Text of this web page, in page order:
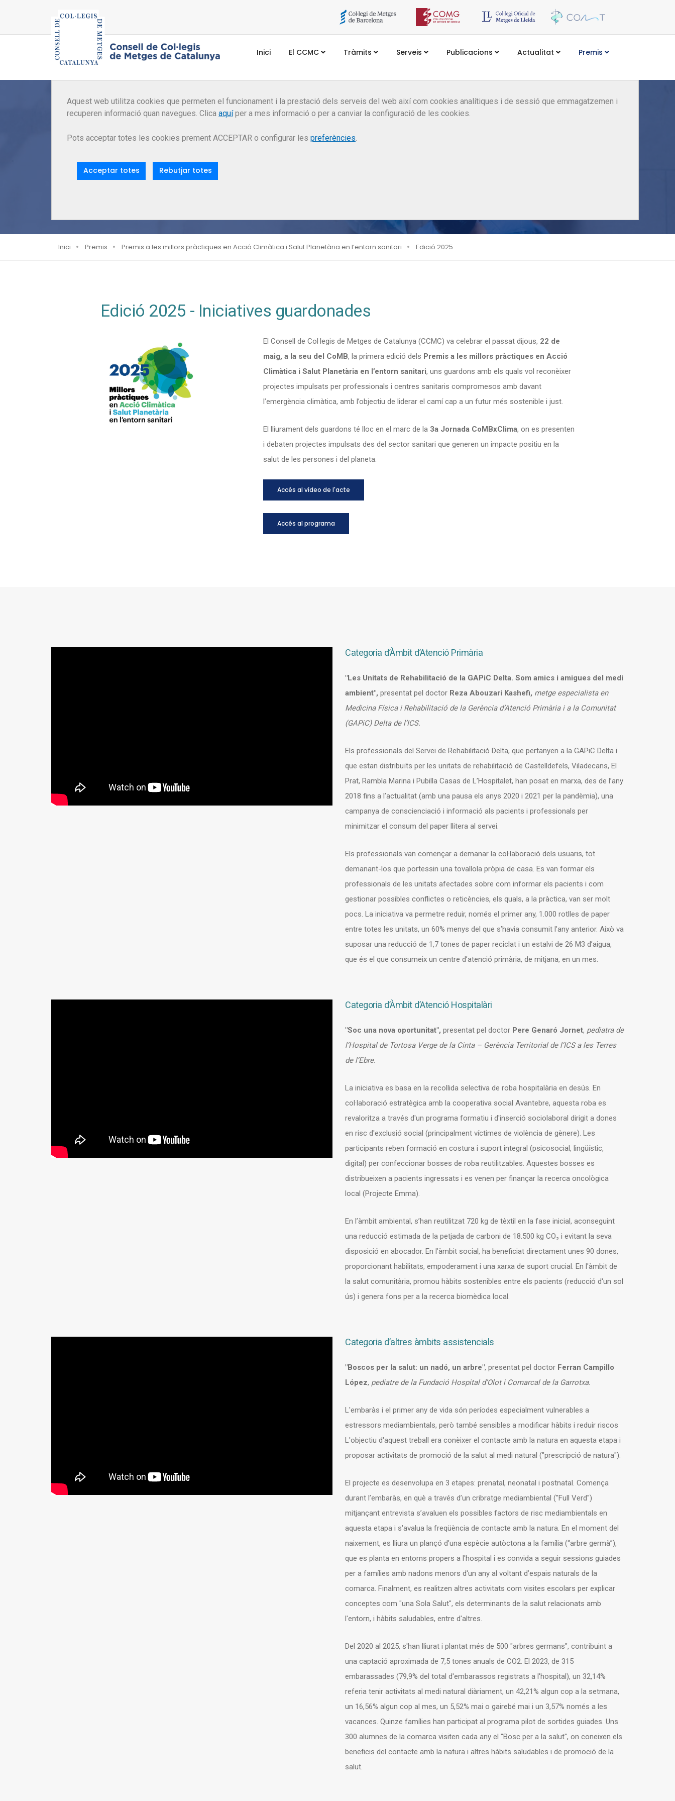
Aquest web utilitza cookies que permeten el funcionament i la prestació dels serveis del web així com cookies analítiques i de sessió que emmagatzemen i
recuperen informació quan navegues. Clica aquíper a mes informació o per a canviar la configuració de les cookies.
Pots acceptar totes les cookies prement ACCEPTAR o configurar les preferències.
Acceptar totes Rebutjar totes
Inici El CCMC Tràmits Serveis Publicacions Actualitat Premis
Premis a les millors
pràctiques en Conciliació
Inici Premis Premis a les millors pràctiques en Acció Climàtica i Salut Planetària en l’entorn sanitari Edició 2025
Edició 2025 - Iniciatives guardonades
El Consell de Col·legis de Metges de Catalunya (CCMC) va celebrar el passat dijous, 22 de
maig, a la seu del CoMB, la primera edició dels Premis a les millors pràctiques en Acció
Climàtica i Salut Planetària en l’entorn sanitari, uns guardons amb els quals vol reconèixer
projectes impulsats per professionals i centres sanitaris compromesos amb davant
l’emergència climàtica, amb l’objectiu de liderar el camí cap a un futur més sostenible i just.
El lliurament dels guardons té lloc en el marc de la 3a Jornada CoMBxClima, on es presenten
i debaten projectes impulsats des del sector sanitari que generen un impacte positiu en la
salut de les persones i del planeta.
Accés al vídeo de l'acte
Accés al programa
Categoria d’Àmbit d’Atenció Primària
"Les Unitats de Rehabilitació de la GAPiC Delta. Som amics i amigues del medi
ambient", presentat pel doctor Reza Abouzari Kashefi, metge especialista en
Medicina Física i Rehabilitació de la Gerència d’Atenció Primària i a la Comunitat
(GAPiC) Delta de l’ICS.
Els professionals del Servei de Rehabilitació Delta, que pertanyen a la GAPiC Delta i
que estan distribuïts per les unitats de rehabilitació de Castelldefels, Viladecans, El
Prat, Rambla Marina i Pubilla Casas de L’Hospitalet, han posat en marxa, des de l’any
2018 fins a l’actualitat (amb una pausa els anys 2020 i 2021 per la pandèmia), una
campanya de conscienciació i informació als pacients i professionals per
minimitzar el consum del paper llitera al servei.
Els professionals van començar a demanar la col·laboració dels usuaris, tot
demanant-los que portessin una tovallola pròpia de casa. Es van formar els
professionals de les unitats afectades sobre com informar els pacients i com
gestionar possibles conflictes o reticències, els quals, a la pràctica, van ser molt
pocs. La iniciativa va permetre reduir, només el primer any, 1.000 rotlles de paper
entre totes les unitats, un 60% menys del que s’havia consumit l’any anterior. Això va
suposar una reducció de 1,7 tones de paper reciclat i un estalvi de 26 M3 d’aigua,
que és el que consumeix un centre d’atenció primària, de mitjana, en un mes.
Categoria d’Àmbit d’Atenció Hospitalàri
"Soc una nova oportunitat", presentat pel doctor Pere Genaró Jornet, pediatra de
l’Hospital de Tortosa Verge de la Cinta – Gerència Territorial de l’ICS a les Terres
de l’Ebre.
La iniciativa es basa en la recollida selectiva de roba hospitalària en desús. En
col·laboració estratègica amb la cooperativa social Avantebre, aquesta roba es
revaloritza a través d'un programa formatiu i d'inserció sociolaboral dirigit a dones
en risc d'exclusió social (principalment víctimes de violència de gènere). Les
participants reben formació en costura i suport integral (psicosocial, lingüístic,
digital) per confeccionar bosses de roba reutilitzables. Aquestes bosses es
distribueixen a pacients ingressats i es venen per finançar la recerca oncològica
local (Projecte Emma).
En l’àmbit ambiental, s’han reutilitzat 720 kg de tèxtil en la fase inicial, aconseguint
una reducció estimada de la petjada de carboni de 18.500 kg CO₂ i evitant la seva
disposició en abocador. En l’àmbit social, ha beneficiat directament unes 90 dones,
proporcionant habilitats, empoderament i una xarxa de suport crucial. En l'àmbit de
la salut comunitària, promou hàbits sostenibles entre els pacients (reducció d'un sol
ús) i genera fons per a la recerca biomèdica local.
Categoria d’altres àmbits assistencials
"Boscos per la salut: un nadó, un arbre", presentat pel doctor Ferran Campillo
López, pediatre de la Fundació Hospital d’Olot i Comarcal de la Garrotxa.
L'embaràs i el primer any de vida són períodes especialment vulnerables a
estressors mediambientals, però també sensibles a modificar hàbits i reduir riscos
L'objectiu d'aquest treball era conèixer el contacte amb la natura en aquesta etapa i
proposar activitats de promoció de la salut al medi natural ("prescripció de natura").
El projecte es desenvolupa en 3 etapes: prenatal, neonatal i postnatal. Comença
durant l’embaràs, en què a través d’un cribratge mediambiental ("Full Verd")
mitjançant entrevista s’avaluen els possibles factors de risc mediambientals en
aquesta etapa i s'avalua la freqüència de contacte amb la natura. En el moment del
naixement, es lliura un plançó d’una espècie autòctona a la família (“arbre germà”),
que es planta en entorns propers a l'hospital i es convida a seguir sessions guiades
per a famílies amb nadons menors d'un any al voltant d’espais naturals de la
comarca. Finalment, es realitzen altres activitats com visites escolars per explicar
conceptes com "una Sola Salut", els determinants de la salut relacionats amb
l'entorn, i hàbits saludables, entre d'altres.
Del 2020 al 2025, s'han lliurat i plantat més de 500 "arbres germans", contribuint a
una captació aproximada de 7,5 tones anuals de CO2. El 2023, de 315
embarassades (79,9% del total d'embarassos registrats a l'hospital), un 32,14%
referia tenir activitats al medi natural diàriament, un 42,21% algun cop a la setmana,
un 16,56% algun cop al mes, un 5,52% mai o gairebé mai i un 3,57% només a les
vacances. Quinze famílies han participat al programa pilot de sortides guiades. Uns
300 alumnes de la comarca visiten cada any el "Bosc per a la salut", on coneixen els
beneficis del contacte amb la natura i altres hàbits saludables i de promoció de la
salut.